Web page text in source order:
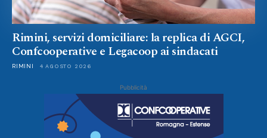
Rimini, servizi domiciliare: la replica di AGCI,
Confcooperative e Legacoop ai sindacati
RIMINI 4 AGOSTO 2026
Pubblicità